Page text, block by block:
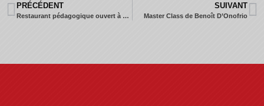
PRÉCÉDENT
Restaurant pédagogique ouvert à partir du Mardi 12 septembre 2023.
SUIVANT
Master Class de Benoît D’Onofrio